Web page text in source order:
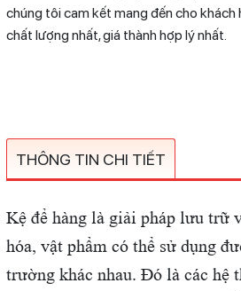
chúng tôi cam kết mang đến cho khách
chất lượng nhất, giá thành hợp lý nhất.
THÔNG TIN CHI TIẾT
Kệ để hàng là giải pháp lưu trữ
hóa, vật phẩm có thể sử dụng
trường khác nhau. Đó là các hệ